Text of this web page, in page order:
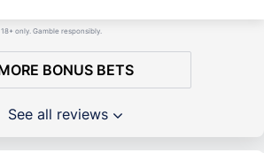
only. Gamble responsibly.
BONUS BETS
See all reviews